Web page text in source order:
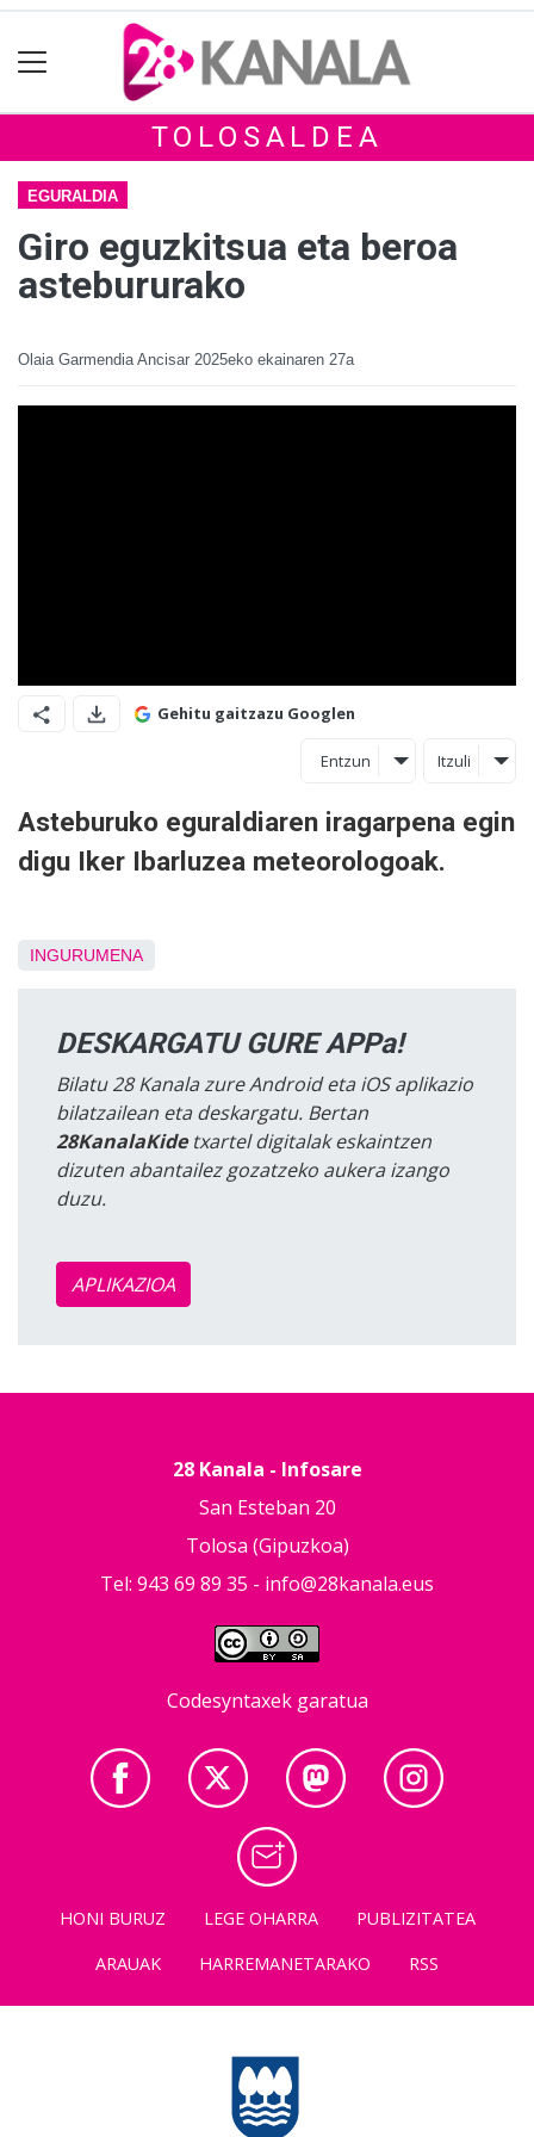
TOLOSALDEA
EGURALDIA
Giro eguzkitsua eta beroa
astebururako
Olaia Garmendia Ancisar 2025eko ekainaren 27a
Gehitu gaitzazu Googlen
Entzun Itzuli
Asteburuko eguraldiaren iragarpena egin
digu Iker Ibarluzea meteorologoak.
INGURUMENA
DESKARGATU GURE APPa!
Bilatu 28 Kanala zure Android eta iOS aplikazio
bilatzailean eta deskargatu. Bertan
28KanalaKidetxartel digitalak eskaintzen
dizuten abantailez gozatzeko aukera izango
duzu.
APLIKAZIOA
28 Kanala - Infosare
San Esteban 20
Tolosa (Gipuzkoa)
Tel: 943 69 89 35 - info@28kanala.eus
Codesyntaxek garatua
HONI BURUZ LEGE OHARRA
PUBLIZITATEA
ARAUAK
HARREMANETARAKO RSS